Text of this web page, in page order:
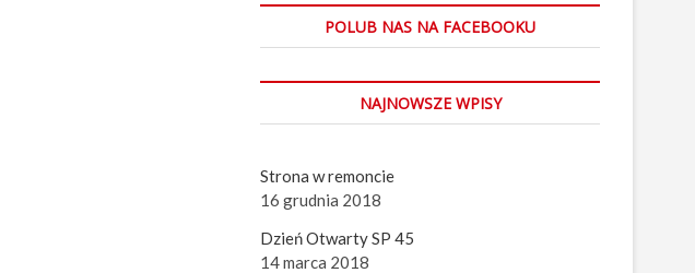
POLUB NAS NA FACEBOOKU
NAJNOWSZE WPISY
Strona w remoncie
16 grudnia 2018
Dzień Otwarty SP 45
14 marca 2018